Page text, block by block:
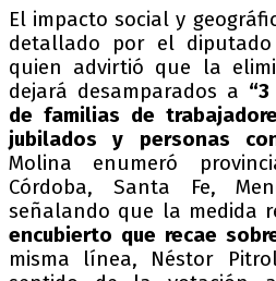
El impacto social y
detallado por el diputado
quien advirtió que la
dejará desamparados a
de familias de
jubilados y personas
Molina enumeró
Córdoba, Santa Fe,
señalando que la medida
encubierto que recae
misma línea, Néstor